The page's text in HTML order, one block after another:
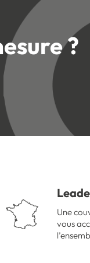
?
Une
vous